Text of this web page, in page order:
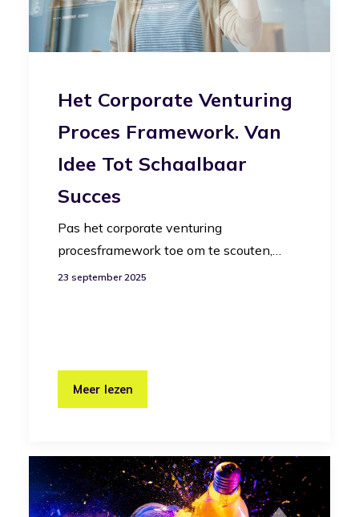
Het Corporate Venturing
Proces Framework. Van
Idee Tot Schaalbaar
Succes
Pas het corporate venturing
procesframework toe om te scouten,…
23 september 2025
Meer lezen